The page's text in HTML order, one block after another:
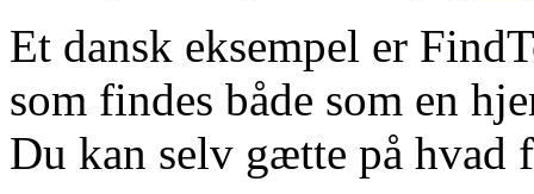
Et dansk eksempel er
som findes både som en
Du kan selv gætte på hvad